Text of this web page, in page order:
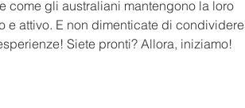
come gli australiani mantengono la loro
e attivo. E non dimenticate di condividere
Siete pronti? Allora, iniziamo!